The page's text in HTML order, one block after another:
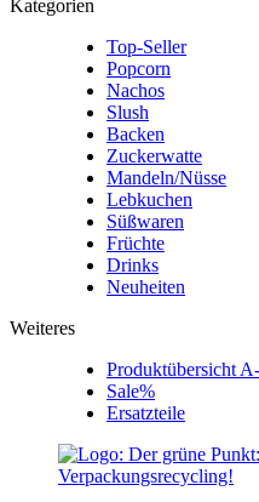
Kategorien
Top-Seller
Popcorn
Nachos
Slush
Backen
Zuckerwatte
Mandeln/Nüsse
Lebkuchen
Süßwaren
Früchte
Drinks
Neuheiten
Weiteres
Produktübersicht
Sale%
Ersatzteile